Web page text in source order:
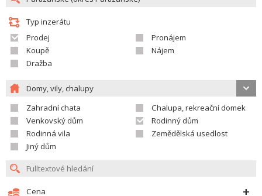
Typ inzerátu
Prodej
Pronájem
Koupě
Nájem
Dražba
Domy, vily, chalupy
Zahradní chata
Chalupa, rekreační domek
Venkovský dům
Rodinný dům
Rodinná vila
Zemědělská usedlost
Jiný dům
Cena